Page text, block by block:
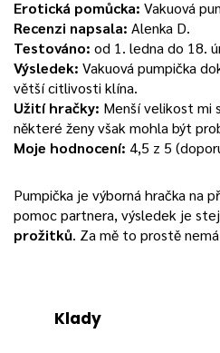
Erotická pomůcka: Vakuová
Recenzi napsala: Alenka D.
Testováno: od 1. ledna do 18.
Výsledek: Vakuová pumpička
větší citlivosti klína.
Užití hračky: Menší velikost mi
některé ženy však mohla být
Moje hodnocení: 4,5 z 5
Pumpička je výborná hračka na
pomoc partnera, výsledek je
prožitků. Za mě to prostě
Klady